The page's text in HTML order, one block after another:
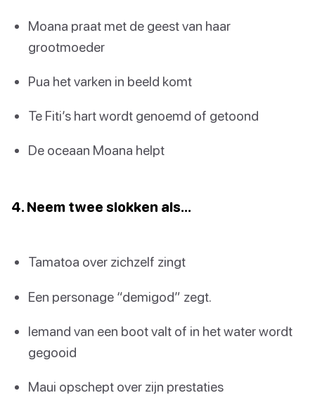
Moana praat met de geest van haar
grootmoeder
Pua het varken in beeld komt
Te Fiti’s hart wordt genoemd of getoond
De oceaan Moana helpt
4. Neem twee slokken als…
Tamatoa over zichzelf zingt
Een personage “demigod” zegt.
Iemand van een boot valt of in het water wordt
gegooid
Maui opschept over zijn prestaties